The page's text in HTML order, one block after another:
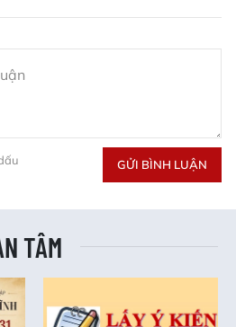
GỬI BÌNH LUẬN
TÂM